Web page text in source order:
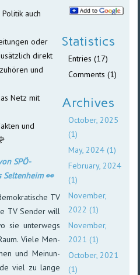
auch
oder
direkt
und
Netz mit
und
SPÖ-
Seltenheim 👀
TV
TV Sen­der will
sie unter­wegs
Viele Men­
und Mei­nun­
viel zu lange
Statistics
Entries (17)
Comments (1)
Archives
October, 2025
(1)
May, 2024 (1)
February, 2024
(1)
November,
2022 (1)
November,
2021 (1)
October, 2021
(1)